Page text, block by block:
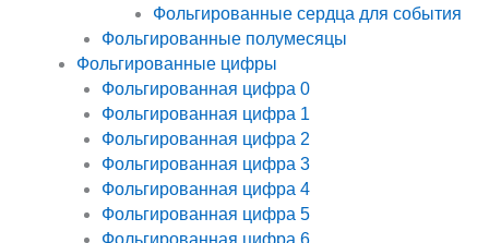
Фольгированные сердца для события
Фольгированные полумесяцы
Фольгированные цифры
Фольгированная цифра 0
Фольгированная цифра 1
Фольгированная цифра 2
Фольгированная цифра 3
Фольгированная цифра 4
Фольгированная цифра 5